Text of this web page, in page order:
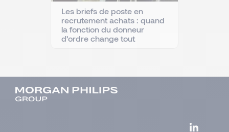
Les briefs de poste en
recrutement achats : quand
la fonction du donneur
d’ordre change tout